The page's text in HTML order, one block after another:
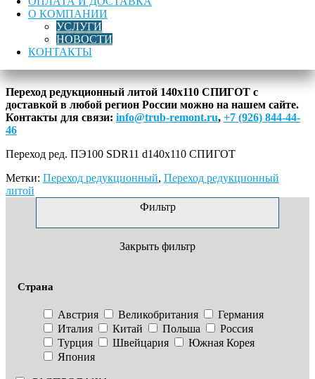
О КОМПАНИИ
УСЛУГИ
НОВОСТИ
КОНТАКТЫ
ред.
ПЭ100
d140х110
СПИГОТ
Лучшая цена Доставка по России
Описание
Переход редукционный литой 140х110 СПИГОТ с
доставкой в любой регион России можно на нашем сайте.
Контакты для связи: info@trub-remont.ru, +7 (926) 844-44-
46
Переход ред. ПЭ100 SDR11 d140х110 СПИГОТ
Метки: Переход редукционный, Переход редукционный
литой
Фильтр
Закрыть фильтр
Страна
Австрия Великобритания
Германия
Италия
Китай Польша
Россия
Турция
Швейцария
Южная Корея
Япония